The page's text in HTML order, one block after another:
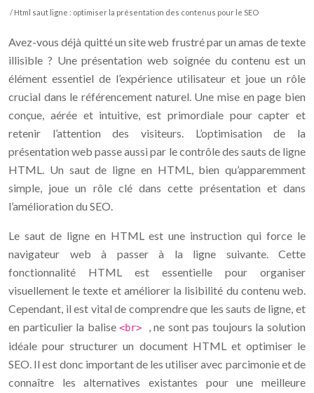
/ Html saut ligne : optimiser la présentation des contenus pour le SEO
Avez-vous déjà quitté un site web frustré par un amas de texte
illisible ? Une présentation web soignée du contenu est un
élément essentiel de l’expérience utilisateur et joue un rôle
crucial dans le référencement naturel. Une mise en page bien
conçue, aérée et intuitive, est primordiale pour capter et
retenir l’attention des visiteurs. L’optimisation de la
présentation web passe aussi par le contrôle des sauts de ligne
HTML. Un saut de ligne en HTML, bien qu’apparemment
simple, joue un rôle clé dans cette présentation et dans
l’amélioration du SEO.
Le saut de ligne en HTML est une instruction qui force le
navigateur web à passer à la ligne suivante. Cette
fonctionnalité HTML est essentielle pour organiser
visuellement le texte et améliorer la lisibilité du contenu web.
Cependant, il est vital de comprendre que les sauts de ligne, et
en particulier la balise<br> , ne sont pas toujours la solution
idéale pour structurer un document HTML et optimiser le
SEO. Il est donc important de les utiliser avec parcimonie et de
connaître les alternatives existantes pour une meilleure